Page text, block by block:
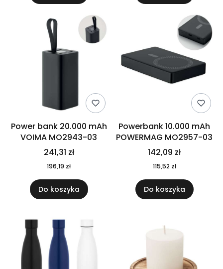
Power bank 20.000 mAh
VOIMA MO2943-03
241,31 zł
196,19 zł
Do koszyka
Powerbank 10.000 mAh
POWERMAG MO2957-03
142,09 zł
115,52 zł
Do koszyka